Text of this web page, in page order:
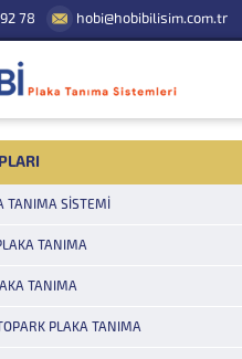
78 hobi@hobibilisim.com.tr
TANIMA SISTEMI
TANIMA
TANIMA
PLAKA TANIMA